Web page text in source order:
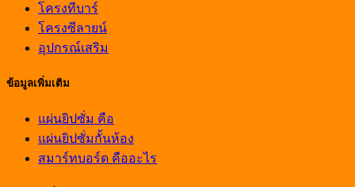
โครงทีบาร์
โครงซีลายน์
อุปกรณ์เสริม
ข้อมูลเพิ่มเติม
แผ่นยิปซั่ม คือ
แผ่นยิปซั่มกั้นห้อง
สมาร์ทบอร์ด คืออะไร